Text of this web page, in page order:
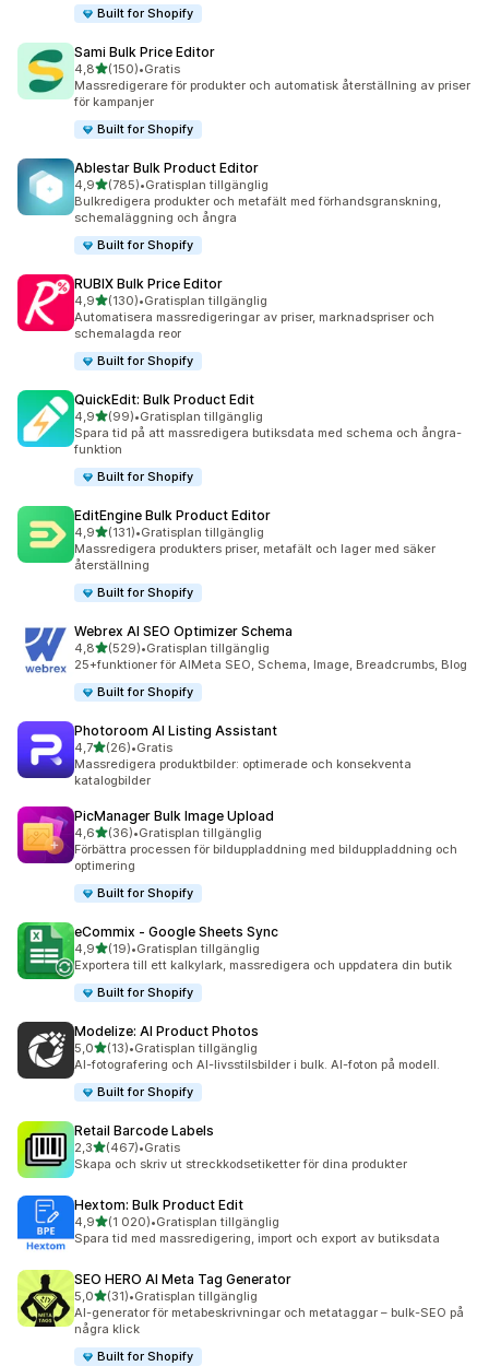
Built for Shopify
Sami Bulk Price Editor
4,8av 5 stjärnor
(150)
150 recensioner totalt
•Gratis
Massredigerare för produkter och automatisk återställning av priser
för kampanjer
Built for Shopify
Ablestar Bulk Product Editor
4,9av 5 stjärnor
(785)
785 recensioner totalt
•Gratisplan tillgänglig
Bulkredigera produkter och metafält med förhandsgranskning,
schemaläggning och ångra
Built for Shopify
RUBIX Bulk Price Editor
4,9av 5 stjärnor
(130)
130 recensioner totalt
•Gratisplan tillgänglig
Automatisera massredigeringar av priser, marknadspriser och
schemalagda reor
Built for Shopify
QuickEdit: Bulk Product Edit
4,9av 5 stjärnor
(99)
99 recensioner totalt
•Gratisplan tillgänglig
Spara tid på att massredigera butiksdata med schema och ångra-
funktion
Built for Shopify
EditEngine Bulk Product Editor
4,9av 5 stjärnor
(131)
131 recensioner totalt
•Gratisplan tillgänglig
Massredigera produkters priser, metafält och lager med säker
återställning
Built for Shopify
Webrex AI SEO Optimizer Schema
4,8av 5 stjärnor
(529)
529 recensioner totalt
•Gratisplan tillgänglig
25+funktioner för AIMeta SEO, Schema, Image, Breadcrumbs, Blog
Built for Shopify
Photoroom AI Listing Assistant
4,7av 5 stjärnor
(26)
26 recensioner totalt
•Gratis
Massredigera produktbilder: optimerade och konsekventa
katalogbilder
PicManager Bulk Image Upload
4,6av 5 stjärnor
(36)
36 recensioner totalt
•Gratisplan tillgänglig
Förbättra processen för bilduppladdning med bilduppladdning och
optimering
Built for Shopify
eCommix ‑ Google Sheets Sync
4,9av 5 stjärnor
(19)
19 recensioner totalt
•Gratisplan tillgänglig
Exportera till ett kalkylark, massredigera och uppdatera din butik
Built for Shopify
Modelize: AI Product Photos
5,0av 5 stjärnor
(13)
13 recensioner totalt
•Gratisplan tillgänglig
AI-fotografering och AI-livsstilsbilder i bulk. AI-foton på modell.
Built for Shopify
Retail Barcode Labels
2,3av 5 stjärnor
(467)
467 recensioner totalt
•Gratis
Skapa och skriv ut streckkodsetiketter för dina produkter
Hextom: Bulk Product Edit
4,9av 5 stjärnor
(1 020)
1020 recensioner totalt
•Gratisplan tillgänglig
Spara tid med massredigering, import och export av butiksdata
SEO HERO AI Meta Tag Generator
5,0av 5 stjärnor
(31)
31 recensioner totalt
•Gratisplan tillgänglig
AI-generator för metabeskrivningar och metataggar – bulk-SEO på
några klick
Built for Shopify